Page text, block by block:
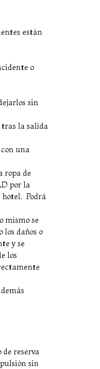
están
o
sin
la salida
una
ropa de
por la
Podrá
mismo se
los daños o
y se
los
reserva
sin